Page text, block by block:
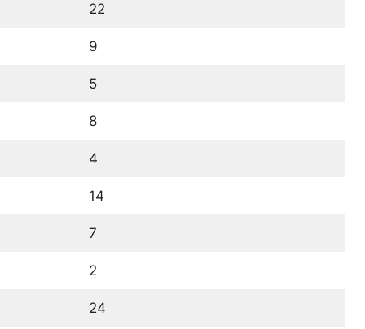
22
9
5
8
4
14
7
2
24